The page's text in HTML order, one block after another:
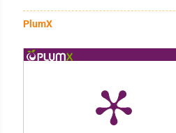
PlumX